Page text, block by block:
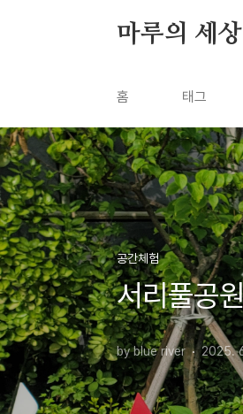
마루의 세상
홈 태그
공간체험
서리풀공
by blue river 2025.